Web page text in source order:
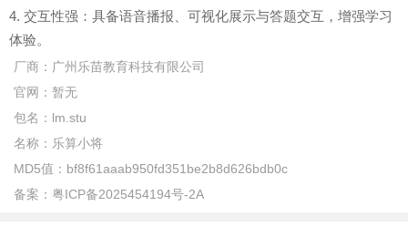
4. 交互性强：具备语音播报、可视化展示与答题交互，增强学习
体验。
厂商： 广州乐苗教育科技有限公司
官网： 暂无
包名： lm.stu
名称： 乐算小将
MD5值： bf8f61aaab950fd351be2b8d626bdb0c
备案： 粤ICP备2025454194号-2A